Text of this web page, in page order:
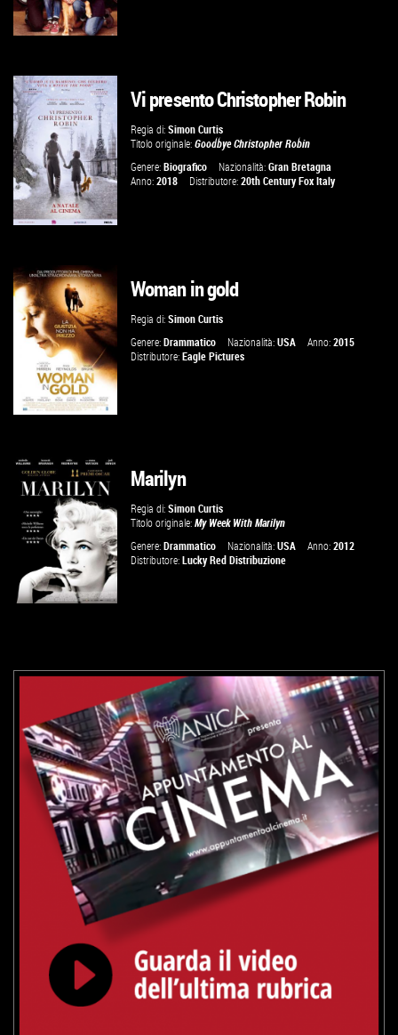
GUARDA IL TRAILER
VAI ALLA SCHEDA
GUARDA IL TRAILER
VAI ALLA SCHEDA
Vi presento Christopher Robin
Regia di:Simon Curtis
Titolo originale:Goodbye Christopher Robin
Genere:Biografico Nazionalità:Gran Bretagna
Anno:2018 Distributore:20th Century Fox Italy
GUARDA IL TRAILER
VAI ALLA SCHEDA
Woman in gold
Regia di:Simon Curtis
Genere:Drammatico Nazionalità:USA Anno:2015
Distributore:Eagle Pictures
Marilyn
Regia di:Simon Curtis
Titolo originale:My Week With Marilyn
Genere:Drammatico Nazionalità:USA Anno:2012
Distributore:Lucky Red Distribuzione